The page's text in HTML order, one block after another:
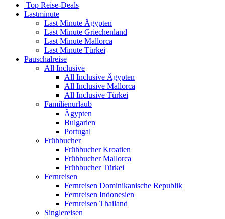
Top Reise-Deals
Lastminute
Last Minute Ägypten
Last Minute Griechenland
Last Minute Mallorca
Last Minute Türkei
Pauschalreise
All Inclusive
All Inclusive Ägypten
All Inclusive Mallorca
All Inclusive Türkei
Familienurlaub
Ägypten
Bulgarien
Portugal
Frühbucher
Frühbucher Kroatien
Frühbucher Mallorca
Frühbucher Türkei
Fernreisen
Fernreisen Dominikanische Republik
Fernreisen Indonesien
Fernreisen Thailand
Singlereisen